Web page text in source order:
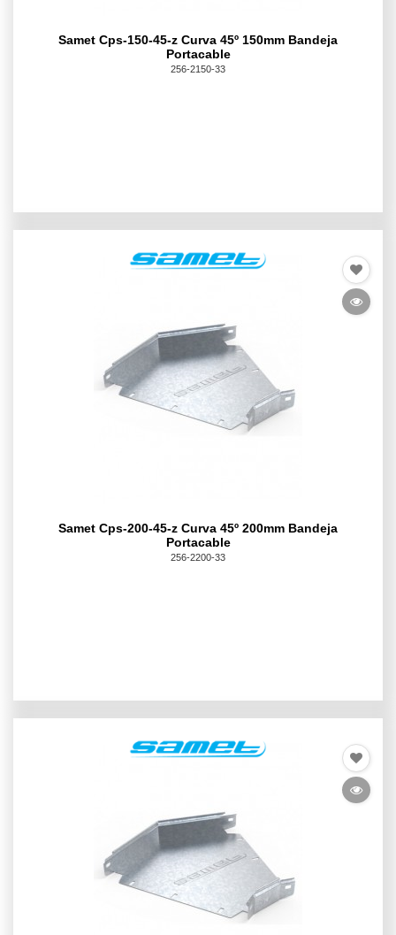
Samet Cps-150-45-z Curva 45º 150mm Bandeja
Portacable
256-2150-33
Samet Cps-200-45-z Curva 45º 200mm Bandeja
Portacable
256-2200-33